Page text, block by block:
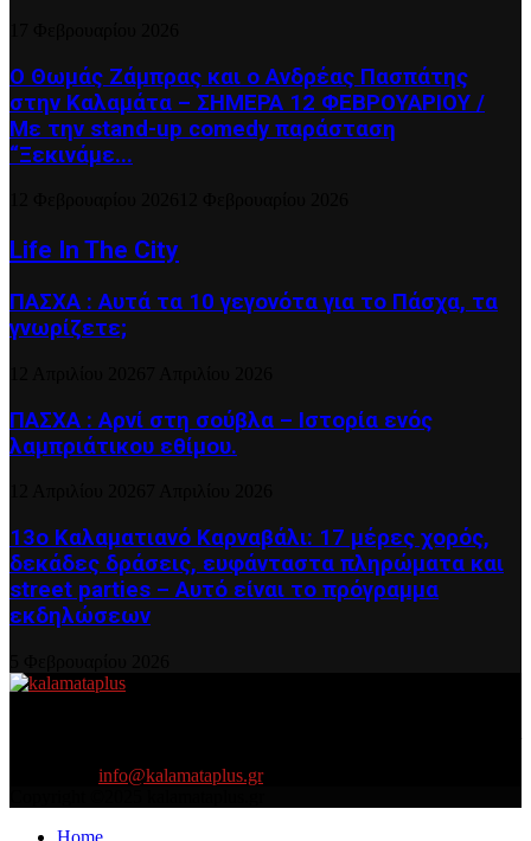
Ο Θωμάς Ζάμπρας και ο Ανδρέας Πασπάτης
στην Καλαμάτα – ΣΗΜΕΡΑ 12 ΦΕΒΡΟΥΑΡΙΟΥ /
Με την stand-up comedy παράσταση
“Ξεκινάμε...
Life In The City
ΠΑΣΧΑ : Αυτά τα 10 γεγονότα για το Πάσχα, τα
γνωρίζετε;
ΠΑΣΧΑ : Αρνί στη σούβλα – Ιστορία ενός
λαμπριάτικου εθίμου.
13ο Καλαματιανό Καρναβάλι: 17 μέρες χορός,
δεκάδες δράσεις, ευφάνταστα πληρώματα και
street parties – Αυτό είναι το πρόγραμμα
εκδηλώσεων
info@kalamataplus.gr
Home